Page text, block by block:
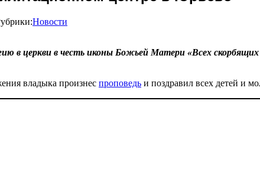
Новости
в церкви в честь иконы Божьей Матери «Всех
владыка произнес проповедь и поздравил всех детей и